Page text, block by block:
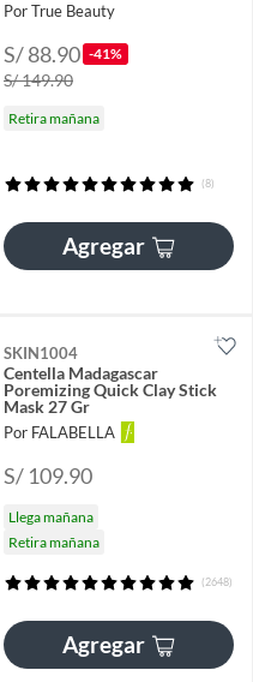
Por True Beauty
S/ 88.90 -41%
S/ 149.90
Retira mañana
(8)
Agregar
SKIN1004
Centella Madagascar
Poremizing Quick Clay Stick
Mask 27 Gr
Por FALABELLA
S/ 109.90
Llega mañana
Retira mañana
(2648)
Agregar